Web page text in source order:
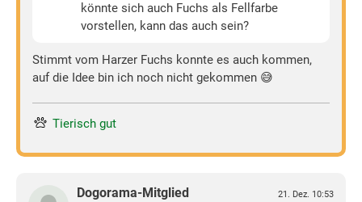
könnte sich auch Fuchs als Fellfarbe
vorstellen, kann das auch sein?
Stimmt vom Harzer Fuchs konnte es auch kommen,
auf die Idee bin ich noch nicht gekommen 😅
Tierisch gut
Dogorama-Mitglied 21. Dez. 10:53